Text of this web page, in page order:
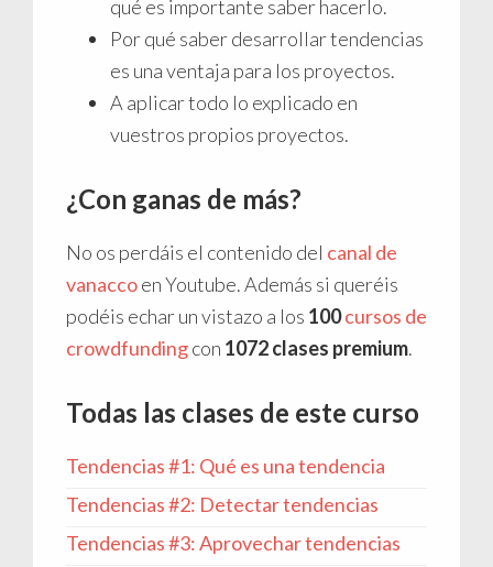
qué es importante saber hacerlo.
Por qué saber desarrollar tendencias
es una ventaja para los proyectos.
A aplicar todo lo explicado en
vuestros propios proyectos.
¿Con ganas de más?
No os perdáis el contenido del canal de
vanaccoen Youtube. Además si queréis
podéis echar un vistazo a los 100cursos de
crowdfundingcon 1072 clases premium.
Todas las clases de este curso
Tendencias #1: Qué es una tendencia
Tendencias #2: Detectar tendencias
Tendencias #3: Aprovechar tendencias